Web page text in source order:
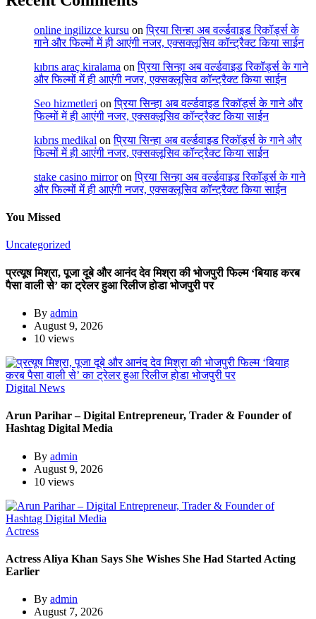
online ingilizce kursu onप्रिया सिन्हा अब वर्ल्डवाइड रिकॉर्ड्स के
गाने और फिल्मों में ही आएंगी नजर, एक्सक्लूसिव कॉन्ट्रैक्ट किया साईन
kıbrıs araç kiralama onप्रिया सिन्हा अब वर्ल्डवाइड रिकॉर्ड्स के गाने
और फिल्मों में ही आएंगी नजर, एक्सक्लूसिव कॉन्ट्रैक्ट किया साईन
Seo hizmetleri onप्रिया सिन्हा अब वर्ल्डवाइड रिकॉर्ड्स के गाने और
फिल्मों में ही आएंगी नजर, एक्सक्लूसिव कॉन्ट्रैक्ट किया साईन
kıbrıs medikal onप्रिया सिन्हा अब वर्ल्डवाइड रिकॉर्ड्स के गाने और
फिल्मों में ही आएंगी नजर, एक्सक्लूसिव कॉन्ट्रैक्ट किया साईन
stake casino mirroronप्रिया सिन्हा अब वर्ल्डवाइड रिकॉर्ड्स के गाने
और फिल्मों में ही आएंगी नजर, एक्सक्लूसिव कॉन्ट्रैक्ट किया साईन
You Missed
Uncategorized
प्रत्यूष मिश्रा, पूजा दूबे और आनंद देव मिश्रा की भोजपुरी फिल्म ‘बियाह करब
पैसा वाली से’ का ट्रेलर हुआ रिलीज होडा भोजपुरी पर
By admin
August 9, 2026
10 views
Digital News
Arun Parihar – Digital Entrepreneur, Trader & Founder of
Hashtag Digital Media
By admin
August 9, 2026
10 views
Actress
Actress Aliya Khan Says She Wishes She Had Started Acting
Earlier
By admin
August 7, 2026